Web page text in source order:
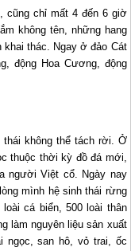
, cũng chỉ mất 4 đến 6 giờ
không tên, những hang
thác. Ngay ở đảo Cát
động Hoa Cương, động
thái không thể tách rời. Ở
thuộc thời kỳ đồ đá mới,
người Việt cổ. Ngày nay
mình hệ sinh thái rừng
cá biển, 500 loài thân
làm nguyên liệu sản xuất
ngọc, san hô, vỏ trai, ốc